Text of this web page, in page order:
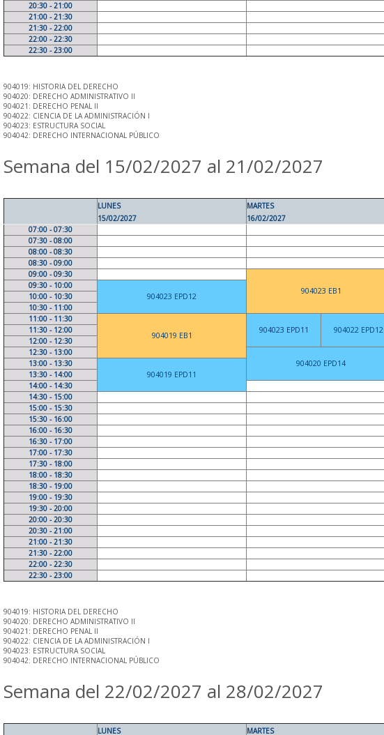
20:30 - 21:00
21:00 - 21:30
21:30 - 22:00
22:00 - 22:30
22:30 - 23:00
904019: HISTORIA DEL DERECHO
904020: DERECHO ADMINISTRATIVO II
904021: DERECHO PENAL II
904022: CIENCIA DE LA ADMINISTRACIÓN I
904023: ESTRUCTURA SOCIAL
904042: DERECHO INTERNACIONAL PÚBLICO
Semana del 15/02/2027 al 21/02/2027
LUNES
15/02/2027
MARTES
16/02/2027
07:00 - 07:30
07:30 - 08:00
08:00 - 08:30
08:30 - 09:00
09:00 - 09:30
904023 EB1
09:30 - 10:00
904023 EPD12
10:00 - 10:30
10:30 - 11:00
11:00 - 11:30
904019 EB1
904023 EPD11 904022 EPD12
11:30 - 12:00
12:00 - 12:30
12:30 - 13:00
904020 EPD14
13:00 - 13:30
904019 EPD11
13:30 - 14:00
14:00 - 14:30
14:30 - 15:00
15:00 - 15:30
15:30 - 16:00
16:00 - 16:30
16:30 - 17:00
17:00 - 17:30
17:30 - 18:00
18:00 - 18:30
18:30 - 19:00
19:00 - 19:30
19:30 - 20:00
20:00 - 20:30
20:30 - 21:00
21:00 - 21:30
21:30 - 22:00
22:00 - 22:30
22:30 - 23:00
904019: HISTORIA DEL DERECHO
904020: DERECHO ADMINISTRATIVO II
904021: DERECHO PENAL II
904022: CIENCIA DE LA ADMINISTRACIÓN I
904023: ESTRUCTURA SOCIAL
904042: DERECHO INTERNACIONAL PÚBLICO
Semana del 22/02/2027 al 28/02/2027
LUNES MARTES